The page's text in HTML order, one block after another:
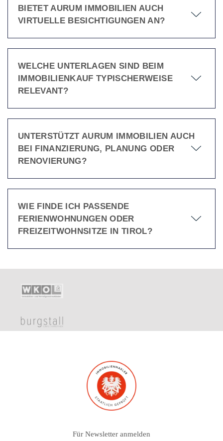
BIETET AURUM IMMOBILIEN AUCH
VIRTUELLE BESICHTIGUNGEN AN?
WELCHE UNTERLAGEN SIND BEIM
IMMOBILIENKAUF TYPISCHERWEISE
RELEVANT?
UNTERSTÜTZT AURUM IMMOBILIEN AUCH
BEI FINANZIERUNG, PLANUNG ODER
RENOVIERUNG?
WIE FINDE ICH PASSENDE
FERIENWOHNUNGEN ODER
FREIZEITWOHNSITZE IN TIROL?
Für Newsletter anmelden